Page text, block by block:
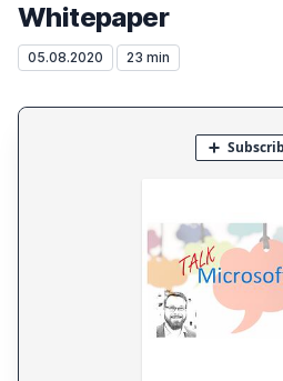
Whitepaper
05.08.2020 23 min